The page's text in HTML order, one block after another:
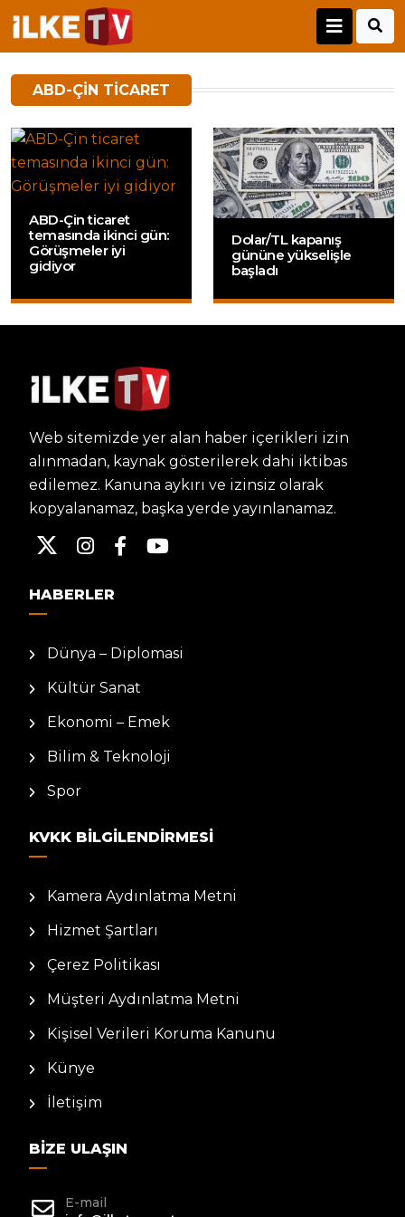
ABD-ÇIN TICARET
ABD-Çin ticaret
temasında ikinci gün:
Görüşmeler iyi
gidiyor
Dolar/TL kapanış
gününe yükselişle
başladı
Web sitemizde yer alan haber içerikleri izin
alınmadan, kaynak gösterilerek dahi iktibas
edilemez. Kanuna aykırı ve izinsiz olarak
kopyalanamaz, başka yerde yayınlanamaz.
HABERLER
Dünya – Diplomasi
Kültür Sanat
Ekonomi – Emek
Bilim & Teknoloji
Spor
KVKK BILGILENDIRMESI
Kamera Aydınlatma Metni
Hizmet Şartları
Çerez Politikası
Müşteri Aydınlatma Metni
Kişisel Verileri Koruma Kanunu
Künye
İletişim
BIZE ULAŞIN
E-mail